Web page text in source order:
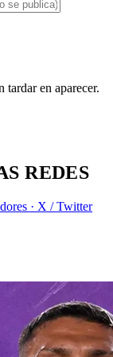
tardar en aparecer.
REDES
· X / Twitter